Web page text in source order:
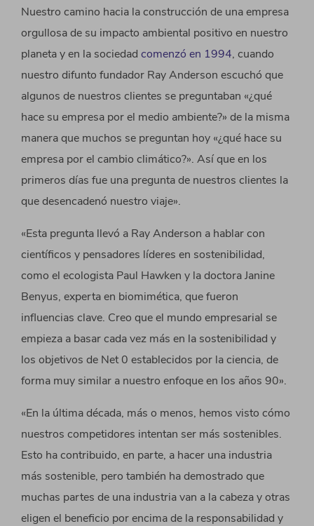
Nuestro camino hacia la construcción de una empresa
orgullosa de su impacto ambiental positivo en nuestro
planeta y en la sociedad comenzó en 1994, cuando
nuestro difunto fundador Ray Anderson escuchó que
algunos de nuestros clientes se preguntaban «¿qué
hace su empresa por el medio ambiente?» de la misma
manera que muchos se preguntan hoy «¿qué hace su
empresa por el cambio climático?». Así que en los
primeros días fue una pregunta de nuestros clientes la
que desencadenó nuestro viaje».
«Esta pregunta llevó a Ray Anderson a hablar con
científicos y pensadores líderes en sostenibilidad,
como el ecologista Paul Hawken y la doctora Janine
Benyus, experta en biomimética, que fueron
influencias clave. Creo que el mundo empresarial se
empieza a basar cada vez más en la sostenibilidad y
los objetivos de Net 0 establecidos por la ciencia, de
forma muy similar a nuestro enfoque en los años 90».
«En la última década, más o menos, hemos visto cómo
nuestros competidores intentan ser más sostenibles.
Esto ha contribuido, en parte, a hacer una industria
más sostenible, pero también ha demostrado que
muchas partes de una industria van a la cabeza y otras
eligen el beneficio por encima de la responsabilidad y